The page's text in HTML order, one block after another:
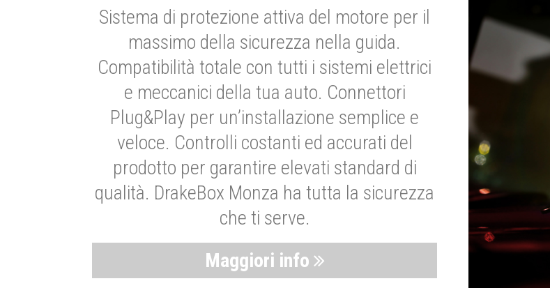
Sistema di protezione attiva del motore per il
massimo della sicurezza nella guida.
Compatibilità totale con tutti i sistemi elettrici
e meccanici della tua auto. Connettori
Plug&Play per un’installazione semplice e
veloce. Controlli costanti ed accurati del
prodotto per garantire elevati standard di
qualità. DrakeBox Monza ha tutta la sicurezza
che ti serve.
Maggiori info